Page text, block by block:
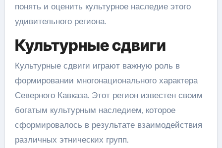
понять и оценить культурное наследие этого
удивительного региона.
Культурные сдвиги
Культурные сдвиги играют важную роль в
формировании многонационального характера
Северного Кавказа. Этот регион известен своим
богатым культурным наследием, которое
сформировалось в результате взаимодействия
различных этнических групп.